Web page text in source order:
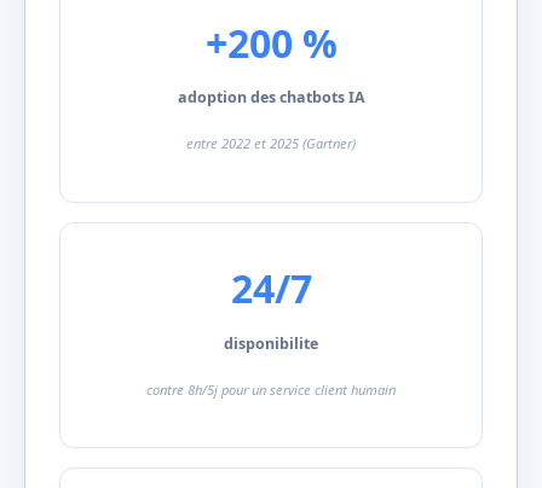
+200 %
adoption des chatbots IA
entre 2022 et 2025 (Gartner)
24/7
disponibilite
contre 8h/5j pour un service client humain